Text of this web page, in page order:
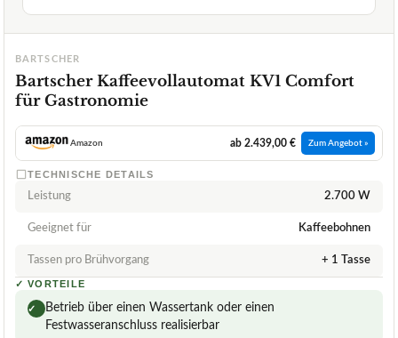
BARTSCHER
Bartscher Kaffeevollautomat KV1 Comfort
für Gastronomie
Amazon ab 2.439,00 € Zum Angebot »
TECHNISCHE DETAILS
Leistung 2.700 W
Geeignet für Kaffeebohnen
Tassen pro Brühvorgang + 1 Tasse
✓ VORTEILE
✓
Betrieb über einen Wassertank oder einen
Festwasseranschluss realisierbar